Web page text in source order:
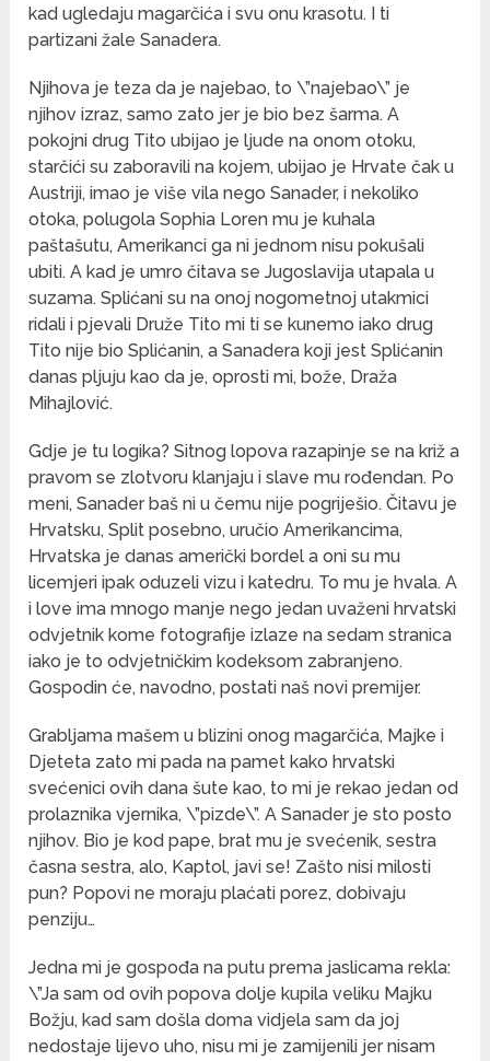
kad ugledaju magarčića i svu onu krasotu. I ti
partizani žale Sanadera.
Njihova je teza da je najebao, to \”najebao\” je
njihov izraz, samo zato jer je bio bez šarma. A
pokojni drug Tito ubijao je ljude na onom otoku,
starčići su zaboravili na kojem, ubijao je Hrvate čak u
Austriji, imao je više vila nego Sanader, i nekoliko
otoka, polugola Sophia Loren mu je kuhala
paštašutu, Amerikanci ga ni jednom nisu pokušali
ubiti. A kad je umro čitava se Jugoslavija utapala u
suzama. Splićani su na onoj nogometnoj utakmici
ridali i pjevali Druže Tito mi ti se kunemo iako drug
Tito nije bio Splićanin, a Sanadera koji jest Splićanin
danas pljuju kao da je, oprosti mi, bože, Draža
Mihajlović.
Gdje je tu logika? Sitnog lopova razapinje se na križ a
pravom se zlotvoru klanjaju i slave mu rođendan. Po
meni, Sanader baš ni u čemu nije pogriješio. Čitavu je
Hrvatsku, Split posebno, uručio Amerikancima,
Hrvatska je danas američki bordel a oni su mu
licemjeri ipak oduzeli vizu i katedru. To mu je hvala. A
i love ima mnogo manje nego jedan uvaženi hrvatski
odvjetnik kome fotografije izlaze na sedam stranica
iako je to odvjetničkim kodeksom zabranjeno.
Gospodin će, navodno, postati naš novi premijer.
Grabljama mašem u blizini onog magarčića, Majke i
Djeteta zato mi pada na pamet kako hrvatski
svećenici ovih dana šute kao, to mi je rekao jedan od
prolaznika vjernika, \”pizde\”. A Sanader je sto posto
njihov. Bio je kod pape, brat mu je svećenik, sestra
časna sestra, alo, Kaptol, javi se! Zašto nisi milosti
pun? Popovi ne moraju plaćati porez, dobivaju
penziju…
Jedna mi je gospođa na putu prema jaslicama rekla:
\”Ja sam od ovih popova dolje kupila veliku Majku
Božju, kad sam došla doma vidjela sam da joj
nedostaje lijevo uho, nisu mi je zamijenili jer nisam